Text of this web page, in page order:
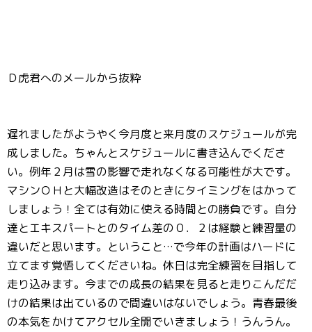
Ｄ虎君へのメールから抜粋
遅れましたがようやく今月度と来月度のスケジュールが完
成しました。ちゃんとスケジュールに書き込んでくださ
い。例年２月は雪の影響で走れなくなる可能性が大です。
マシンＯＨと大幅改造はそのときにタイミングをはかって
しましょう！全ては有効に使える時間との勝負です。自分
達とエキスパートとのタイム差の０．２は経験と練習量の
違いだと思います。ということ…で今年の計画はハードに
立てます覚悟してくださいね。休日は完全練習を目指して
走り込みます。今までの成長の結果を見ると走りこんだだ
けの結果は出ているので間違いはないでしょう。青春最後
の本気をかけてアクセル全開でいきましょう！うんうん。